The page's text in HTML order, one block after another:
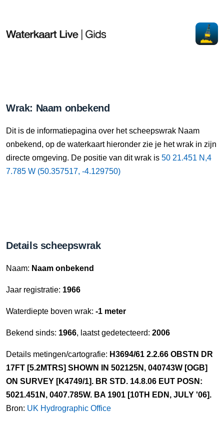
Wrak: Naam onbekend
Dit is de informatiepagina over het scheepswrak Naam
onbekend, op de waterkaart hieronder zie je het wrak in zijn
directe omgeving. De positie van dit wrak is 50 21.451 N,4
7.785 W (50.357517, -4.129750)
Details scheepswrak
Naam: Naam onbekend
Jaar registratie: 1966
Waterdiepte boven wrak: -1 meter
Bekend sinds: 1966, laatst gedetecteerd: 2006
Details metingen/cartografie: H3694/61 2.2.66 OBSTN DR
17FT [5.2MTRS] SHOWN IN 502125N, 040743W [OGB]
ON SURVEY [K4749/1]. BR STD. 14.8.06 EUT POSN:
5021.451N, 0407.785W. BA 1901 [10TH EDN, JULY '06].
Bron: UK Hydrographic Office